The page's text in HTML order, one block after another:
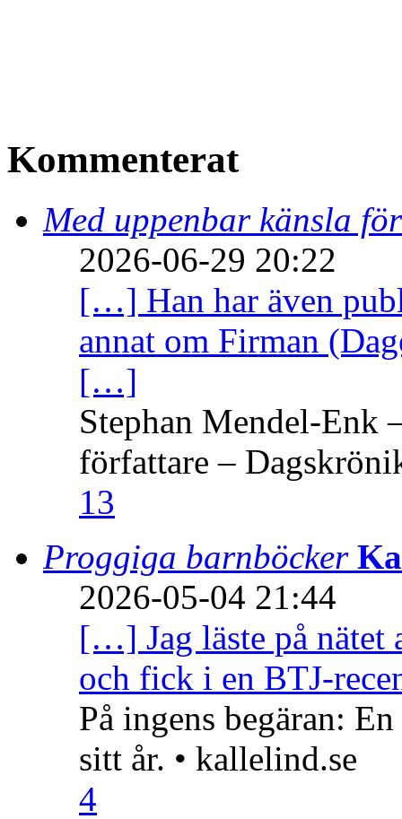
Kommenterat
Med uppenbar känsla
2026-06-29 20:22
[…] Han har även
annat om Firman
[…]
Stephan Mendel-Enk
författare –
13
Proggiga barnböcker
2026-05-04 21:44
[…] Jag läste på nätet
och fick i en BTJ-
På ingens begäran:
sitt år. • kallelind.se
4